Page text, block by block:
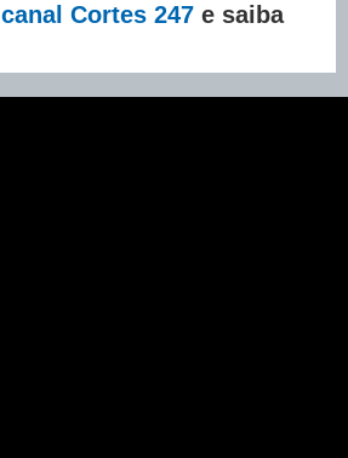
canal Cortes 247 e saiba